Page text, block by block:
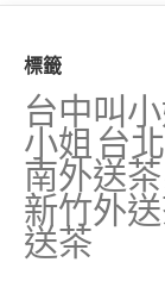
標籤
台中叫
小姐 台
南外送茶
新竹外
送茶